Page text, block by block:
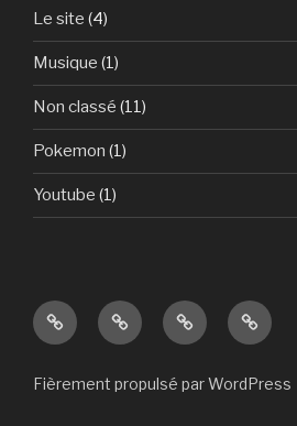
Le site (4)
Musique (1)
Non classé (11)
Pokemon (1)
Youtube (1)
Art
&
Linguistique
Wiki Résaux
Fièrement propulsé par WordPress